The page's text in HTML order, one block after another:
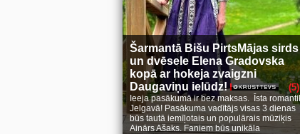
Šarmantā Bišu PirtsMājas sirds
un dvēsele Elena Gradovska
kopā ar hokeja zvaigzni
Daugaviņu ielūdz!
(5)
Ieeja pasākumā ir bez maksas. Īsta
Jelgavā! Pasākuma vadītājs visas 3 dienas
būs tautā iemīļotais un populārais mūziķis
Ainārs Ašaks. Faniem būs unikāla